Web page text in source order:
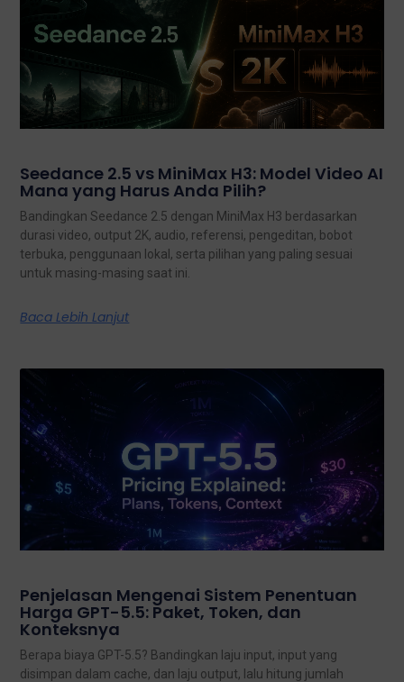
Seedance 2.5 vs MiniMax H3: Model Video AI
Mana yang Harus Anda Pilih?
Bandingkan Seedance 2.5 dengan MiniMax H3 berdasarkan
durasi video, output 2K, audio, referensi, pengeditan, bobot
terbuka, penggunaan lokal, serta pilihan yang paling sesuai
untuk masing-masing saat ini.
Baca Lebih Lanjut
Penjelasan Mengenai Sistem Penentuan
Harga GPT-5.5: Paket, Token, dan
Konteksnya
Berapa biaya GPT-5.5? Bandingkan laju input, input yang
disimpan dalam cache, dan laju output, lalu hitung jumlah